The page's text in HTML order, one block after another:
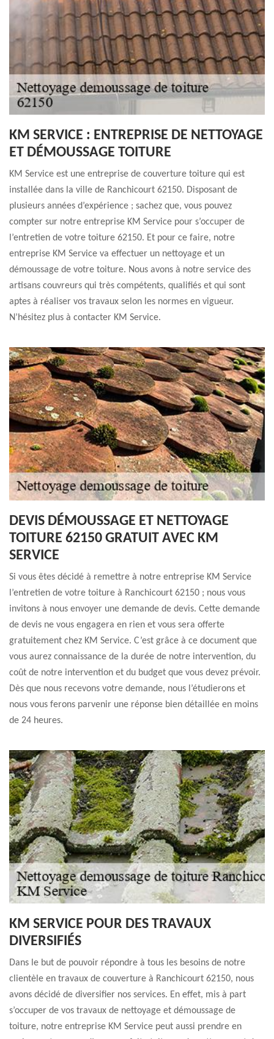
KM SERVICE : ENTREPRISE DE NETTOYAGE
ET DÉMOUSSAGE TOITURE
KM Service est une entreprise de couverture toiture qui est
installée dans la ville de Ranchicourt 62150. Disposant de
plusieurs années d’expérience ; sachez que, vous pouvez
compter sur notre entreprise KM Service pour s’occuper de
l’entretien de votre toiture 62150. Et pour ce faire, notre
entreprise KM Service va effectuer un nettoyage et un
démoussage de votre toiture. Nous avons à notre service des
artisans couvreurs qui très compétents, qualifiés et qui sont
aptes à réaliser vos travaux selon les normes en vigueur.
N’hésitez plus à contacter KM Service.
DEVIS DÉMOUSSAGE ET NETTOYAGE
TOITURE 62150 GRATUIT AVEC KM
SERVICE
Si vous êtes décidé à remettre à notre entreprise KM Service
l’entretien de votre toiture à Ranchicourt 62150 ; nous vous
invitons à nous envoyer une demande de devis. Cette demande
de devis ne vous engagera en rien et vous sera offerte
gratuitement chez KM Service. C’est grâce à ce document que
vous aurez connaissance de la durée de notre intervention, du
coût de notre intervention et du budget que vous devez prévoir.
Dès que nous recevons votre demande, nous l’étudierons et
nous vous ferons parvenir une réponse bien détaillée en moins
de 24 heures.
KM SERVICE POUR DES TRAVAUX
DIVERSIFIÉS
Dans le but de pouvoir répondre à tous les besoins de notre
clientèle en travaux de couverture à Ranchicourt 62150, nous
avons décidé de diversifier nos services. En effet, mis à part
s’occuper de vos travaux de nettoyage et démoussage de
toiture, notre entreprise KM Service peut aussi prendre en